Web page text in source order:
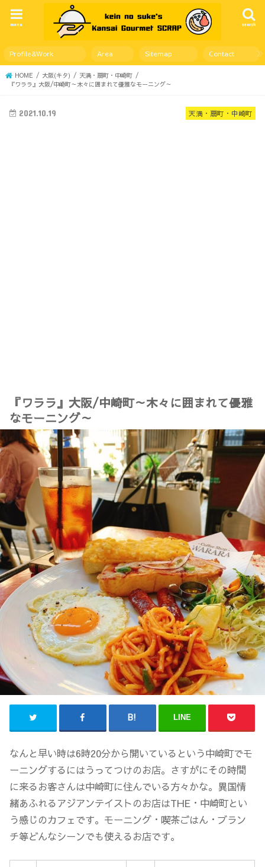
search
menu
Profile&Work Area Sitemap Contact
HOME 大阪(キタ)
天満・扇町・中崎町
『ワララ』大阪/中崎町～木々に囲まれて優雅なモーニング～
天満・扇町・中崎町
2021.10.19
『ワララ』大阪/中崎町～木々に囲まれて優雅
なモーニング～
LINE
なんと早い時は6時20分から開いているという中崎町でモ
ーニングするにはうってつけのお店。さすがにその時間
に来るお客さんは中崎町に住んでいる方々かな。異国情
緒あふれるアジアンテイストのお店はTHE・中崎町とい
う感じのカフェです。モーニング・喫茶ごはん・ブラン
チ等どんなシーンでも使えるお店です。